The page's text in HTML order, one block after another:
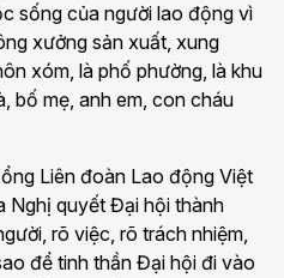
sống của người lao động vì
xưởng sản xuất, xung
xóm, là phố phường, là khu
bố mẹ, anh em, con cháu
Liên đoàn Lao động Việt
Nghị quyết Đại hội thành
rõ việc, rõ trách nhiệm,
để tinh thần Đại hội đi vào